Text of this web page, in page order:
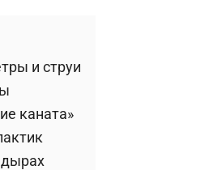
и струи
каната»
дырах